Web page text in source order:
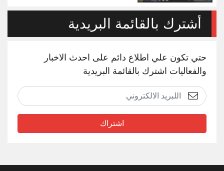
أشترك بالقائمة البريدية
حتي تكون علي اطلاع دائم على احدث الاخبار
والفعاليات اشترك بالقائمة البريدية
اشتراك